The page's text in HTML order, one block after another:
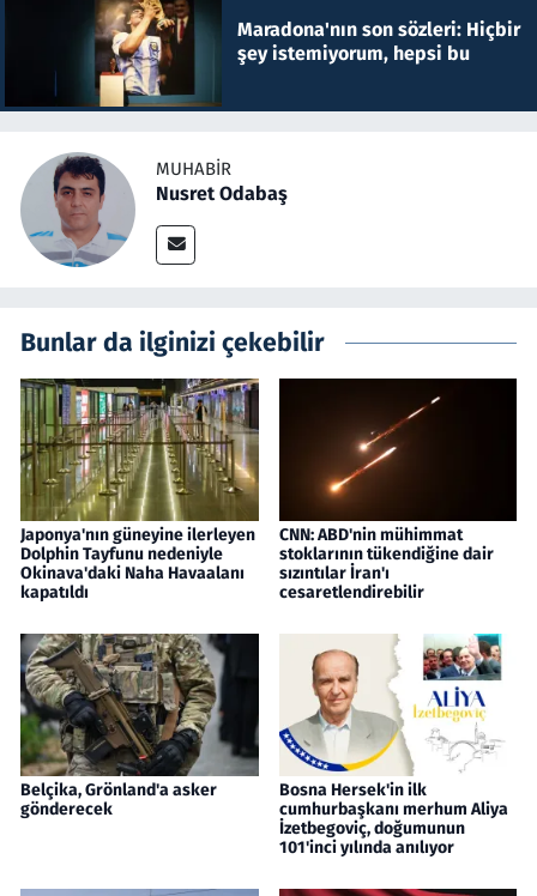
Maradona'nın son sözleri: Hiçbir
şey istemiyorum, hepsi bu
MUHABIR
Nusret Odabaş
Bunlar da ilginizi çekebilir
Japonya'nın güneyine ilerleyen
Dolphin Tayfunu nedeniyle
Okinava'daki Naha Havaalanı
kapatıldı
CNN: ABD'nin mühimmat
stoklarının tükendiğine dair
sızıntılar İran'ı
cesaretlendirebilir
Belçika, Grönland'a asker
gönderecek
Bosna Hersek'in ilk
cumhurbaşkanı merhum Aliya
İzetbegoviç, doğumunun
101'inci yılında anılıyor